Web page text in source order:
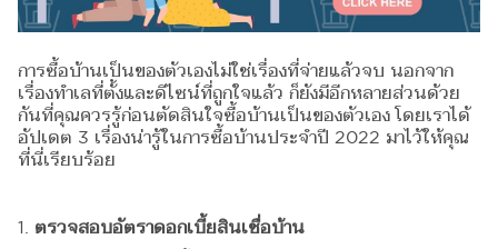
การซื้อบ้านเป็นของตัวเองไม่ใช่เรื่องที่จ่ายแล้วจบ นอกจาก
เรื่องทำเลที่ตั้งและดีไซน์ที่ถูกใจแล้ว ก็ยังมีอีกหลายส่วนด้วย
กันที่คุณควรรู้ก่อนตัดสินใจซื้อบ้านเป็นของตัวเอง โดยเราได้
อัปเดต 3 เรื่องน่ารู้ในการซื้อบ้านประจำปี 2022 มาไว้ให้คุณ
ที่นี่เรียบร้อย
1. ตรวจสอบอัตราดอกเบี้ยสินเชื่อบ้าน